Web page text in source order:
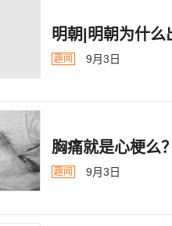
明朝|明朝为什么
趣闻 9月3日
胸痛就是心梗么
趣闻 9月3日